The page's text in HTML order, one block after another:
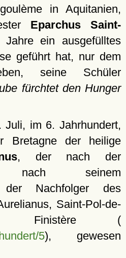
in Aquitanien,
Eparchus Saint-
ein ausgefülltes
geführt hat, nur dem
seine Schüler
fürchtet den Hunger
im 6. Jahrhundert,
Bretagne der heilige
, der nach der
nach seinem
der Nachfolger des
Saint-Pol-de-
Finistère (
5), gewesen